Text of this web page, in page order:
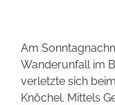
Am
Wanderunfall im
verletzte sich
Knöchel. Mittels